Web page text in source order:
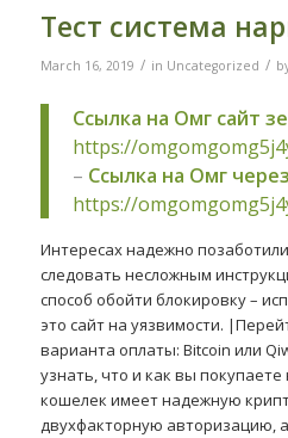
Тест система
March 16, 2019 / in Uncategorized /
Ссылка на Омг сайт
https://
– Ссылка на Омг
https://
Интересах надежно
следовать несложным
способ обойти блокировку –
это сайт на уязвимости.
варианта оплаты: Bitcoin или
узнать, что и как вы
кошелек имеет надежную
двухфакторную авторизацию,